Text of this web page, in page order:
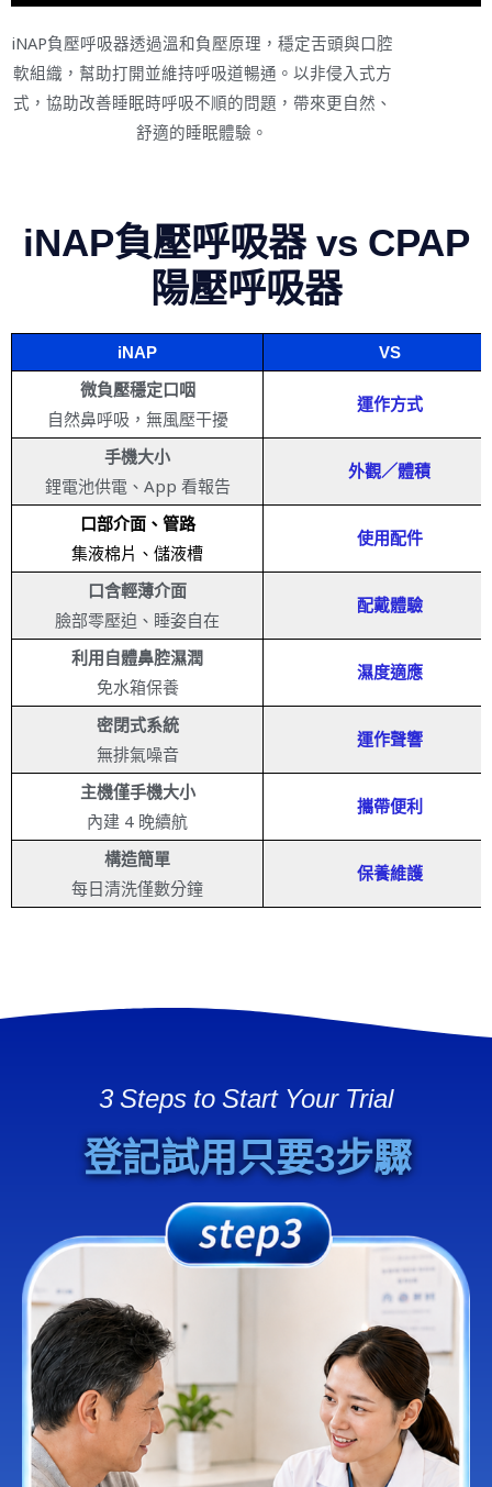
iNAP負壓呼吸器透過溫和負壓原理，穩定舌頭與口腔
軟組織，幫助打開並維持呼吸道暢通。以非侵入式方
式，協助改善睡眠時呼吸不順的問題，帶來更自然、
舒適的睡眠體驗。
iNAP負壓呼吸器 vs CPAP
陽壓呼吸器
iNAP
VS
微負壓穩定口咽
自然鼻呼吸，無風壓干擾
運作方式
手機大小
鋰電池供電、App 看報告
外觀／體積
口部介面、管路
集液棉片、儲液槽
使用配件
口含輕薄介面
臉部零壓迫、睡姿自在
配戴體驗
利用自體鼻腔濕潤
免水箱保養
濕度適應
密閉式系統
無排氣噪音
運作聲響
主機僅手機大小
內建 4 晚續航
攜帶便利
構造簡單
每日清洗僅數分鐘
保養維護
3 Steps to Start Your Trial
登記試用只要3步驟